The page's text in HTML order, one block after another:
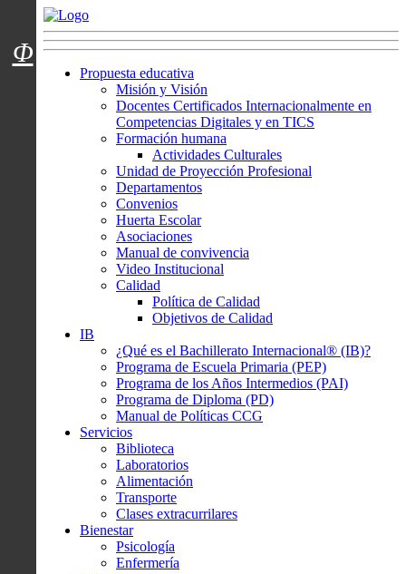
Menú usuarios
Propuesta educativa
Misión y Visión
Docentes Certificados Internacionalmente en
Competencias Digitales y en TICS
Formación humana
Actividades Culturales
Unidad de Proyección Profesional
Departamentos
Convenios
Huerta Escolar
Asociaciones
Manual de convivencia
Video Institucional
Calidad
Política de Calidad
Objetivos de Calidad
IB
¿Qué es el Bachillerato Internacional® (IB)?
Programa de Escuela Primaria (PEP)
Programa de los Años Intermedios (PAI)
Programa de Diploma (PD)
Manual de Políticas CCG
Servicios
Biblioteca
Laboratorios
Alimentación
Transporte
Clases extracurrilares
Bienestar
Psicología
Enfermería
Φ